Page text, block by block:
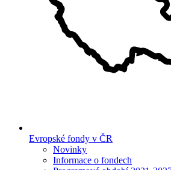
Evropské fondy v ČR
Novinky
Informace o fondech